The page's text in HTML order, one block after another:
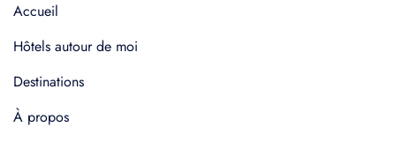
Accueil
Hôtels autour de moi
Destinations
À propos